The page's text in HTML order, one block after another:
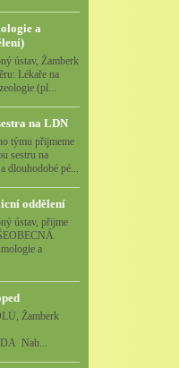
a
ústav, Žamberk
Lékaře na
(pl...
na LDN
týmu přijmeme
sestru na
dlouhodobé pé...
oddělení
ústav, přijme
a
Žamberk
Nab...